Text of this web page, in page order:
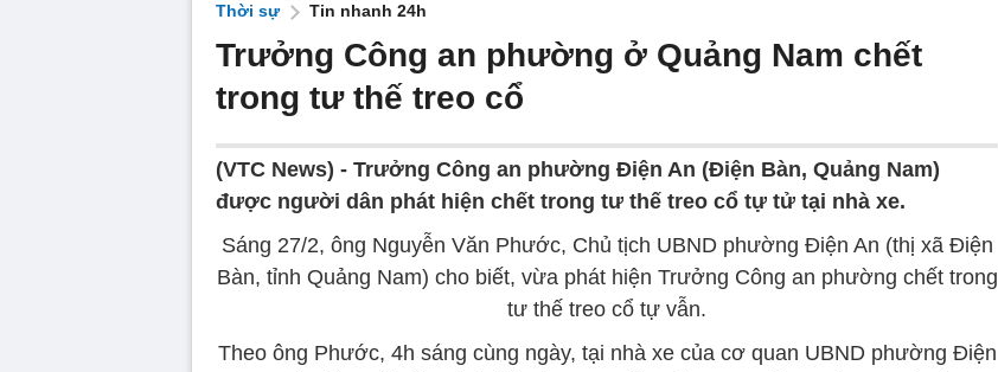
Thời sự Tin nhanh 24h
Trưởng Công an phường ở Quảng Nam chết
trong tư thế treo cổ
(VTC News) - Trưởng Công an phường Điện An (Điện Bàn, Quảng Nam)
được người dân phát hiện chết trong tư thế treo cổ tự tử tại nhà xe.
Sáng 27/2, ông Nguyễn Văn Phước, Chủ tịch UBND phường Điện An (thị xã Điện
Bàn, tỉnh Quảng Nam) cho biết, vừa phát hiện Trưởng Công an phường chết trong
tư thế treo cổ tự vẫn.
Theo ông Phước, 4h sáng cùng ngày, tại nhà xe của cơ quan UBND phường Điện